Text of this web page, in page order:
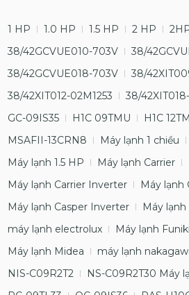
1 HP 1.0 HP 1.5 HP 2 HP
38/42GCVUE010-703V
38/
38/42GCVUE018-703V
38/
38/42XIT012-02M1253
38/
GC-09IS35
H1C 09TMU H1C
MSAFII-13CRN8
Máy lạnh 1 chiều
Máy lạnh 1.5 HP
Máy lạnh Carrier
Máy lạnh Carrier Inverter
Máy lạnh
Máy lạnh Casper Inverter
Máy
máy lạnh electrolux
Máy lạnh Funiki
Máy lạnh Midea
máy lạnh
NIS-C09R2T2
NS-C09R2T30 Máy